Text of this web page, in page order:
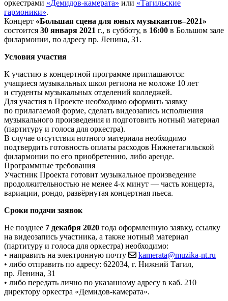
оркестрами «Демидов-камерата» или «Тагильские
гармоники».
Концерт «Большая сцена для юных музыкантов–2021»
состоится 30 января 2021 г., в субботу, в 16:00 в Большом зале
филармонии, по адресу пр. Ленина, 31.
Условия участия
К участию в концертной программе приглашаются:
учащиеся музыкальных школ региона не моложе 10 лет
и студенты музыкальных отделений колледжей.
Для участия в Проекте необходимо оформить заявку
по прилагаемой форме, сделать видеозапись исполнения
музыкального произведения и подготовить нотный материал
(партитуру и голоса для оркестра).
В случае отсутствия нотного материала необходимо
подтвердить готовность оплаты расходов Нижнетагильской
филармонии по его приобретению, либо аренде.
Программные требования
Участник Проекта готовит музыкальное произведение
продолжительностью не менее 4-х минут — часть концерта,
вариации, рондо, развёрнутая концертная пьеса.
Сроки подачи заявок
Не позднее 7 декабря 2020 года оформленную заявку, ссылку
на видеозапись участника, а также нотный материал
(партитуру и голоса для оркестра) необходимо:
• направить на электронную почту
kamerata@muzika-nt.ru
• либо отправить по адресу: 622034, г. Нижний Тагил,
пр. Ленина, 31
• либо передать лично по указанному адресу в каб. 210
директору оркестра «Демидов-камерата».